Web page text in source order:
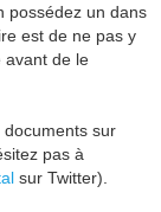
possédez un dans
est de ne pas y
avant de le
documents sur
pas à
sur Twitter).